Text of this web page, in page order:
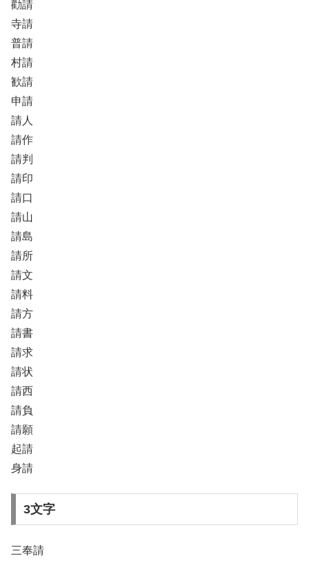
勸請
寺請
普請
村請
歓請
申請
請人
請作
請判
請印
請口
請山
請島
請所
請文
請料
請方
請書
請求
請状
請西
請負
請願
起請
身請
3文字
三奉請